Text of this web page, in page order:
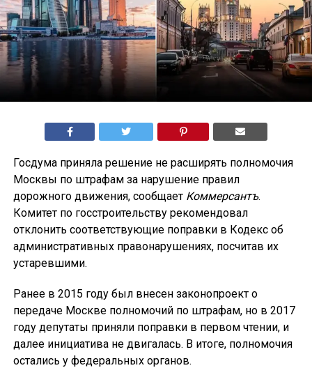
Госдума приняла решение не расширять полномочия
Москвы по штрафам за нарушение правил
дорожного движения, сообщает Коммерсантъ.
Комитет по госстроительству рекомендовал
отклонить соответствующие поправки в Кодекс об
административных правонарушениях, посчитав их
устаревшими.
Ранее в 2015 году был внесен законопроект о
передаче Москве полномочий по штрафам, но в 2017
году депутаты приняли поправки в первом чтении, и
далее инициатива не двигалась. В итоге, полномочия
остались у федеральных органов.